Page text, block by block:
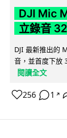
DJI Mic
立錄音
DJI 最新推出的
音，並首度下放
閱讀全文
256 1 ↗